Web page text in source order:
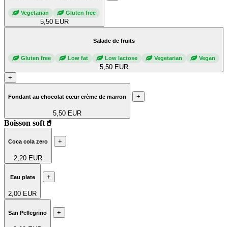
Vegetarian Gluten free
5,50 EUR
Salade de fruits
Gluten free Low fat Low lactose Vegetarian Vegan
5,50 EUR
+
Fondant au chocolat cœur crème de marron
5,50 EUR
+
Boisson soft🥤
Coca cola zero
2,20 EUR
+
Eau plate
2,00 EUR
+
San Pellegrino +